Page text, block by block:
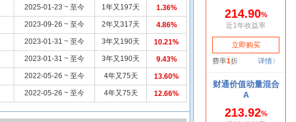
2025-01-23 ~ 至今 1年又197天 1.36%
2023-09-26 ~ 至今 2年又317天 4.86%
2023-01-31 ~ 至今 3年又190天 10.21%
2023-01-31 ~ 至今 3年又190天 9.43%
2022-05-26 ~ 至今 4年又75天 13.60%
2022-05-26 ~ 至今 4年又75天 12.66%